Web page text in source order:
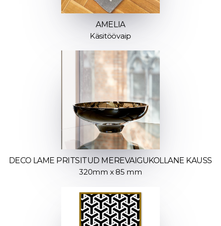
AMELIA
Käsitöövaip
DECO LAME PRITSITUD MEREVAIGUKOLLANE KAUSS
320mm x 85 mm